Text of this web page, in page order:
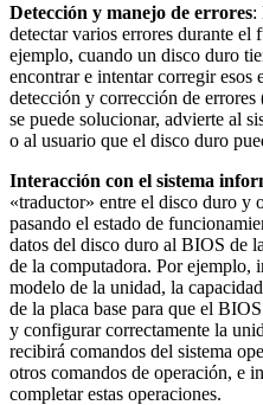
Detección y manejo de errores:
detectar varios errores durante
ejemplo, cuando un disco duro
encontrar e intentar corregir esos
detección y corrección de
se puede solucionar, advierte al
o al usuario que el disco duro
Interacción con el sistema
«traductor» entre el disco duro y
pasando el estado de
datos del disco duro al BIOS de
de la computadora. Por ejemplo,
modelo de la unidad, la
de la placa base para que el
y configurar correctamente la
recibirá comandos del sistema
otros comandos de operación, e
completar estas operaciones.